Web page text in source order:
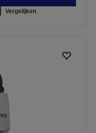
Vergelijken